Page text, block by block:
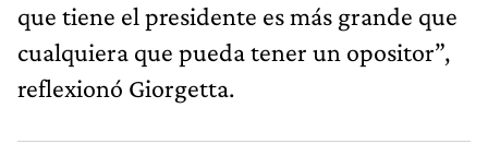
que tiene el presidente es más grande que
cualquiera que pueda tener un opositor”,
reflexionó Giorgetta.